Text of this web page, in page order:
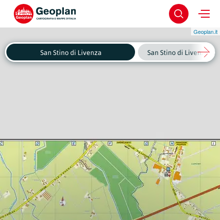
Geoplan.it
San Stino di Livenza San Stino di Livenza -